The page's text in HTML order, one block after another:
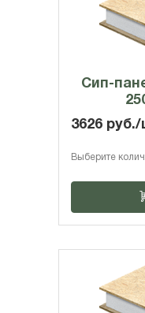
Сип-
3626 руб./
Выберите